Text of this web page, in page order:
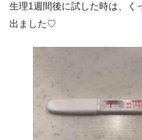
生理1週間後に試した時は、く
出ました♡